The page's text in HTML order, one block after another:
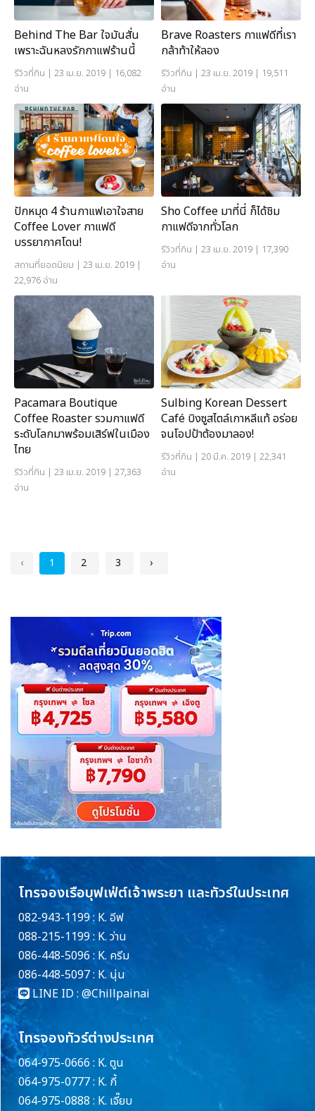
Behind The Bar ใจมันสั่น
เพราะฉันหลงรักกาแฟร้านนี้
รีวิวที่กิน | 23 เม.ย. 2019 | 16,082
อ่าน
Brave Roasters กาแฟดีที่เรา
กล้าท้าให้ลอง
รีวิวที่กิน | 23 เม.ย. 2019 | 19,511
อ่าน
ปักหมุด 4 ร้านกาแฟเอาใจสาย
Coffee Lover กาแฟดี
บรรยากาศโดน!
สถานที่ยอดนิยม | 23 เม.ย. 2019 |
22,976 อ่าน
Sho Coffee มาที่นี่ ก็ได้ชิม
กาแฟดีจากทั่วโลก
รีวิวที่กิน | 23 เม.ย. 2019 | 17,390
อ่าน
Pacamara Boutique
Coffee Roaster รวมกาแฟดี
ระดับโลกมาพร้อมเสิร์ฟในเมือง
ไทย
รีวิวที่กิน | 23 เม.ย. 2019 | 27,363
อ่าน
Sulbing Korean Dessert
Café บิงซูสไตล์เกาหลีแท้ อร่อย
จนโอปป้าต้องมาลอง!
รีวิวที่กิน | 20 มี.ค. 2019 | 22,341
อ่าน
‹ 1 2 3 ›
โทรจองเรือบุฟเฟ่ต์เจ้าพระยา และทัวร์ในประเทศ
082-943-1199 : K. อีฟ
088-215-1199 : K. ว่าน
086-448-5096 : K. ครีม
086-448-5097 : K. นุ่น
LINE ID : @Chillpainai
โทรจองทัวร์ต่างประเทศ
064-975-0666 : K. ตูน
064-975-0777 : K. กี้
064-975-0888 : K. เจี๊ยบ